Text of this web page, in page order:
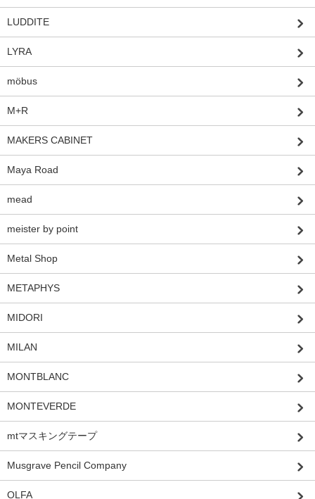
LUDDITE
LYRA
möbus
M+R
MAKERS CABINET
Maya Road
mead
meister by point
Metal Shop
METAPHYS
MIDORI
MILAN
MONTBLANC
MONTEVERDE
mtマスキングテープ
Musgrave Pencil Company
OLFA